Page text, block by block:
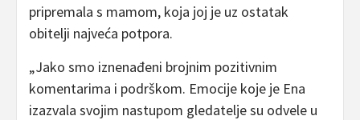
pripremala s mamom, koja joj je uz ostatak
obitelji najveća potpora.
„Jako smo iznenađeni brojnim pozitivnim
komentarima i podrškom. Emocije koje je Ena
izazvala svojim nastupom gledatelje su odvele u